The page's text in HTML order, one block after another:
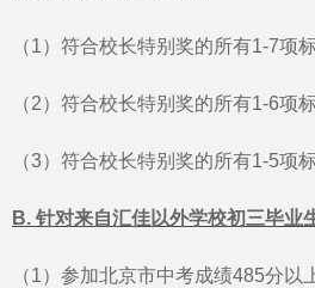
（1）符合校长特别奖的所有1-7
（2）符合校长特别奖的所有1-6
（3）符合校长特别奖的所有1-5
B. 针对来自汇佳以外学校初三毕业
（1）参加北京市中考成绩485分